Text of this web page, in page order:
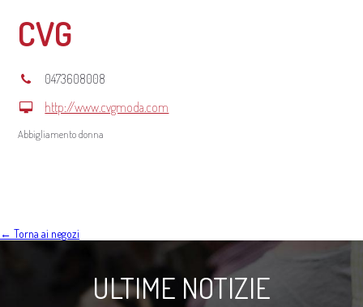
CVG
0473608008
http://www.cvgmoda.com
Abbigliamento donna
← Torna ai negozi
ULTIME NOTIZIE